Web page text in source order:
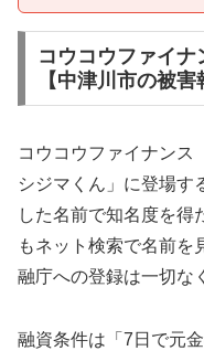
コウコウファイ
【中津川市の被害
コウコウファイナンス
シジマくん」に登場す
した名前で知名度を得
もネット検索で名前を
融庁への登録は一切な
融資条件は「7日で元